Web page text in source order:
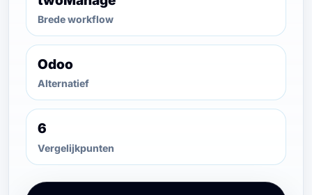
Brede workflow
Odoo
Alternatief
6
Vergelijkpunten